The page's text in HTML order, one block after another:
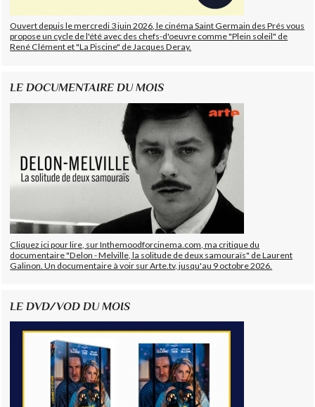
Ouvert depuis le mercredi 3 juin 2026, le cinéma Saint Germain des Prés vous
propose un cycle de l'été avec des chefs-d'oeuvre comme "Plein soleil" de
René Clément et "La Piscine" de Jacques Deray.
LE DOCUMENTAIRE DU MOIS
Cliquez ici pour lire, sur Inthemoodforcinema.com, ma critique du
documentaire "Delon - Melville, la solitude de deux samouraïs" de Laurent
Galinon. Un documentaire à voir sur Arte.tv, jusqu'au 9 octobre 2026.
LE DVD/VOD DU MOIS